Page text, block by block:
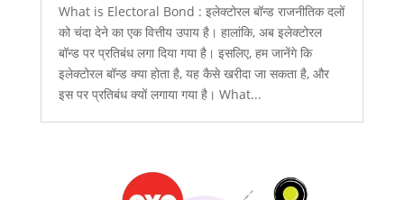
What is Electoral Bond : इलेक्टोरल बॉन्ड राजनीतिक दलों
को चंदा देने का एक वित्तीय उपाय है। हालांकि, अब इलेक्टोरल
बॉन्ड पर प्रतिबंध लगा दिया गया है। इसलिए, हम जानेंगे कि
इलेक्टोरल बॉन्ड क्या होता है, यह कैसे खरीदा जा सकता है, और
इस पर प्रतिबंध क्यों लगाया गया है। What...